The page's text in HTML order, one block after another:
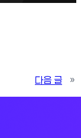
다음 글
»